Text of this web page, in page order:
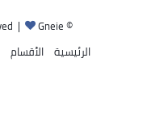
© Copyright 2026, All Rights Reserved |
Gneie
الرئيسية الأقسام